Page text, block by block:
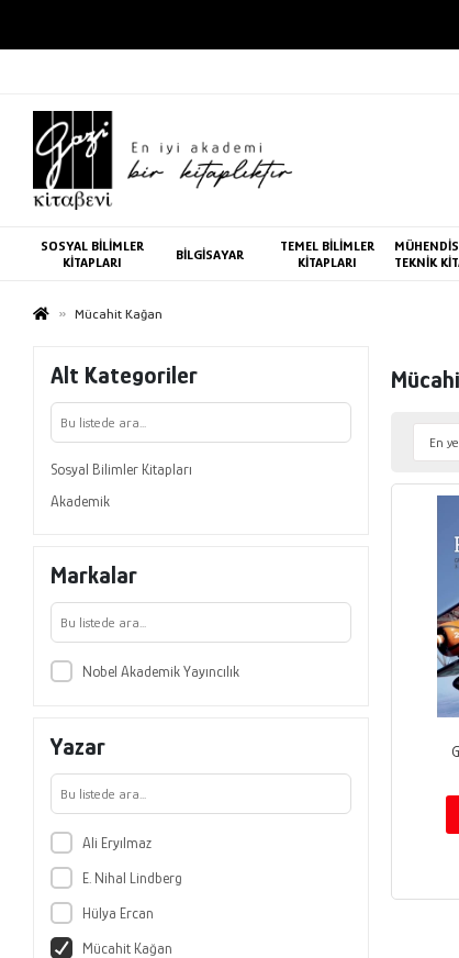
SOSYAL BİLİMLER
KİTAPLARI
BİLGİSAYAR
TEMEL BİLİMLER
KİTAPLARI
TEKNİK
Mücahit Kağan
Alt Kategoriler
Sosyal Bilimler Kitapları
Akademik
Markalar
Nobel Akademik Yayıncılık
Yazar
Ali Eryılmaz
E. Nihal Lindberg
Hülya Ercan
Mücahit Kağan